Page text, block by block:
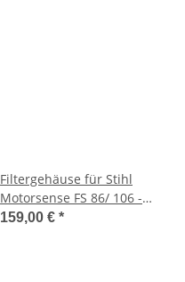
Filtergehäuse für Stihl
Motorsense FS 86/ 106 -
Erdbohrer BT 106
159,00 € *